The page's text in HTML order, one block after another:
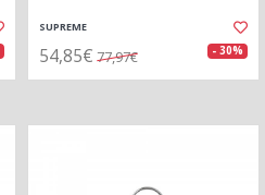
SUPREME
54,85€ 77,97€ - 30%